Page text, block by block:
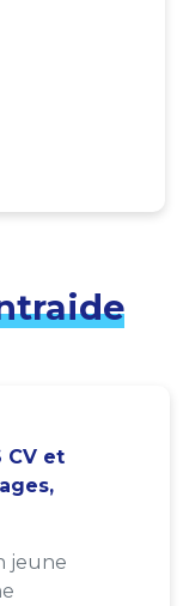
CV et
jeune